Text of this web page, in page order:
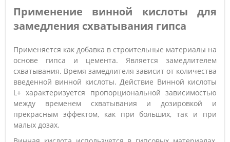
Применение винной кислоты для
замедления схватывания гипса
Применяется как добавка в строительные материалы на
основе гипса и цемента. Является замедлителем
схватывания. Время замедлителя зависит от количества
введенной винной кислоты. Действие Винной кислоты
L+ характеризуется пропорциональной зависимостью
между временем схватывания и дозировкой и
прекрасным эффектом, как при больших, так и при
малых дозах.